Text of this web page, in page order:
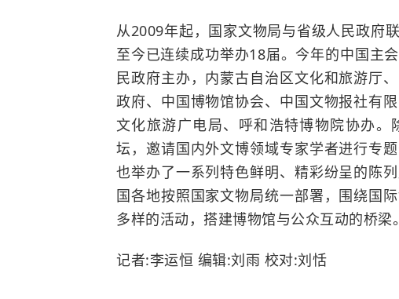
从2009年起，国家文物局与省级人民政府
至今已连续成功举办18届。今年的中国主
民政府主办，内蒙古自治区文化和旅游厅
政府、中国博物馆协会、中国文物报社有限
文化旅游广电局、呼和浩特博物院协办
坛，邀请国内外文博领域专家学者进行专
也举办了一系列特色鲜明、精彩纷呈的陈
国各地按照国家文物局统一部署，围绕国
多样的活动，搭建博物馆与公众互动的桥梁。
记者:李运恒 编辑:刘雨 校对:刘恬